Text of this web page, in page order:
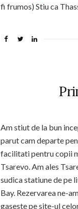
fi frumos) Stiu ca
Am stiut de la bun
parut cam departe
facilitati pentru copii
Tsarevo. Am ales
sudica statiune de pe
Bay. Rezervarea ne-
gaseste pe site-ul